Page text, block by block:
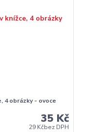
4 obrázky - ovoce
35 Kč
29 Kčbez DPH